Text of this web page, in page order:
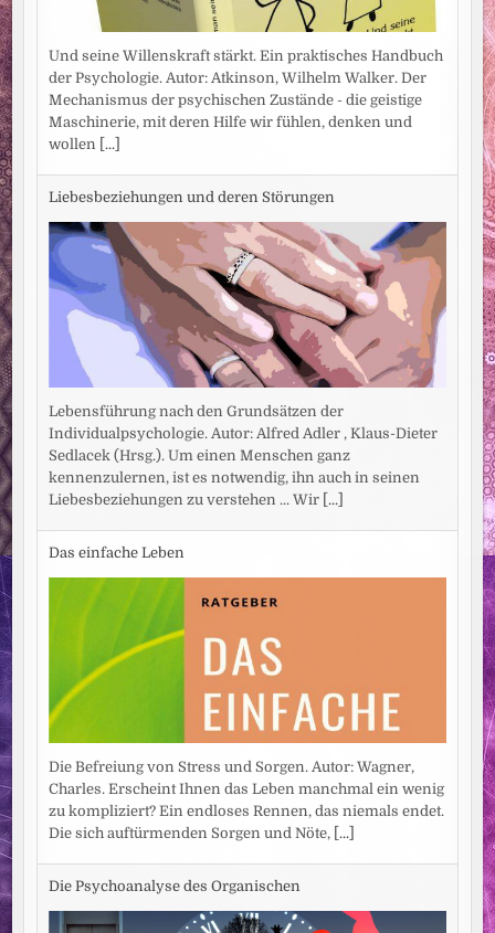
Und seine Willenskraft stärkt. Ein praktisches Handbuch
der Psychologie. Autor: Atkinson, Wilhelm Walker. Der
Mechanismus der psychischen Zustände - die geistige
Maschinerie, mit deren Hilfe wir fühlen, denken und
wollen [...]
Liebesbeziehungen und deren Störungen
Lebensführung nach den Grundsätzen der
Individualpsychologie. Autor: Alfred Adler , Klaus-Dieter
Sedlacek (Hrsg.). Um einen Menschen ganz
kennenzulernen, ist es notwendig, ihn auch in seinen
Liebesbeziehungen zu verstehen ... Wir [...]
Das einfache Leben
Die Befreiung von Stress und Sorgen. Autor: Wagner,
Charles. Erscheint Ihnen das Leben manchmal ein wenig
zu kompliziert? Ein endloses Rennen, das niemals endet.
Die sich auftürmenden Sorgen und Nöte, [...]
Die Psychoanalyse des Organischen